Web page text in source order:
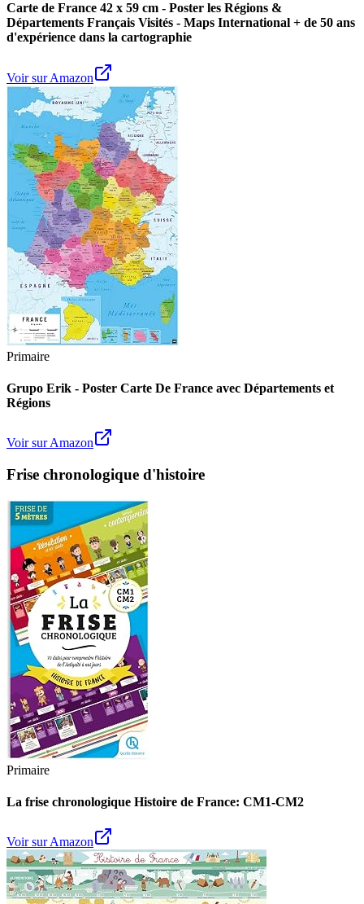
Carte de France 42 x 59 cm - Poster les Régions &
Départements Français Visités - Maps International + de 50 ans
d'expérience dans la cartographie
Voir sur Amazon
Primaire
Grupo Erik - Poster Carte De France avec Départements et
Régions
Voir sur Amazon
Frise chronologique d'histoire
Primaire
La frise chronologique Histoire de France: CM1-CM2
Voir sur Amazon